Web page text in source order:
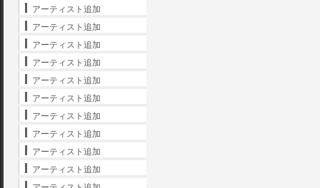
アーティスト追加
アーティスト追加
アーティスト追加
アーティスト追加
アーティスト追加
アーティスト追加
アーティスト追加
アーティスト追加
アーティスト追加
アーティスト追加